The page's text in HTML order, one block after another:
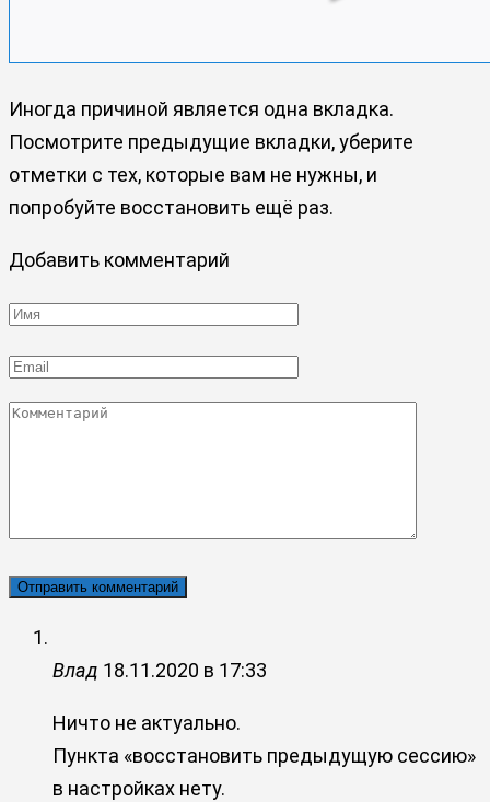
Иногда причиной является одна вкладка.
Посмотрите предыдущие вкладки, уберите
отметки с тех, которые вам не нужны, и
попробуйте восстановить ещё раз.
Добавить комментарий
Имя
Email
*
Комментарий
Влад 18.11.2020 в 17:33
Ничто не актуально.
Пункта «восстановить предыдущую сессию»
в настройках нету.